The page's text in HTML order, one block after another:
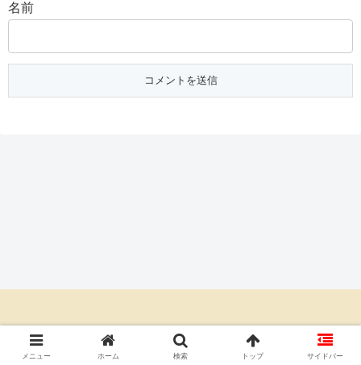
名前
© 2020 朝ドラあらすじネタバレ倶楽部.
メニュー ホーム 検索 トップ サイドバー